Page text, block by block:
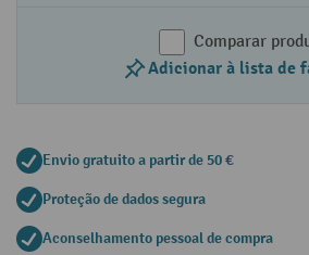
Comparar
Adicionar à lista de
Envio gratuito a partir de 50 €
Proteção de dados segura
Aconselhamento pessoal de compra